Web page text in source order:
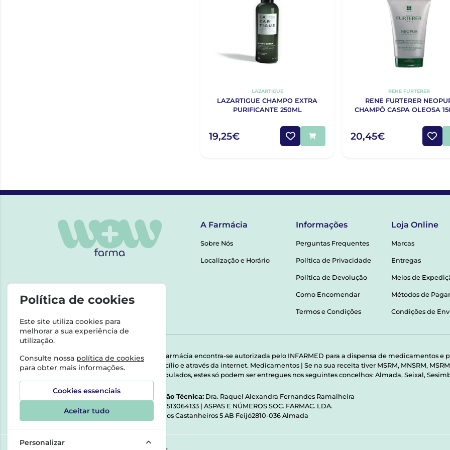
LAZARTIGUE
LAZARTIGUE CHAMPO EXTRA
PURIFICANTE 250ML
19,25€
RENE FURTERER
RENE FURTERER
CHAMPÔ CASPA OLEOSA
20,45€
A Farmácia
Sobre Nós
Localização e Horário
Informações
Perguntas Frequentes
Política de Privacidade
Política de Devolução
Como Encomendar
Termos e Condições
Loja Online
Marcas
Entregas
Meios de
Métodos de
Condições de
Esta farmácia encontra-se autorizada pelo INFARMED para a dispensa de medicamentos e
domicílio e através da internet. Medicamentos | Se na sua receita tiver MSRM, MNSRM,
Manipulados, estes só podem ser entregues nos seguintes concelhos: Almada, Seixal,
Direção Técnica: Dra. Raquel Alexandra Fernandes Ramalheira
513064133 | ASPAS E NÚMEROS SOC. FARMAC. LDA.
Rua dos Castanheiros 5 AB Feijó2810-036 Almada
Política de cookies
Este site utiliza cookies para
melhorar a sua experiência de
utilização.
Consulte nossa política de cookies
para obter mais informações.
Cookies essenciais
Aceitar tudo
Personalizar